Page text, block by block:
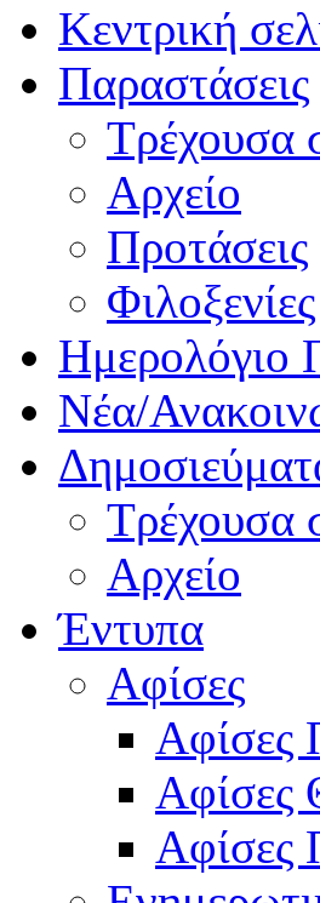
Κεντρική
Παραστάσεις
Τρέχουσα
Αρχείο
Προτάσεις
Φιλοξενίες
Ημερολόγιο
Νέα/
Τρέχουσα
Αρχείο
Έντυπα
Αφίσες
Αφίσες
Αφίσες
Αφίσες